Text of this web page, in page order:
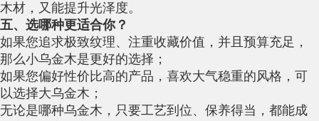
木材，又能提升光泽度。
五、选哪种更适合你？
如果您追求极致纹理、注重收藏价值，并且预算充足，
那么小乌金木是更好的选择；
如果您偏好性价比高的产品，喜欢大气稳重的风格，可
以选择大乌金木；
无论是哪种乌金木，只要工艺到位、保养得当，都能成